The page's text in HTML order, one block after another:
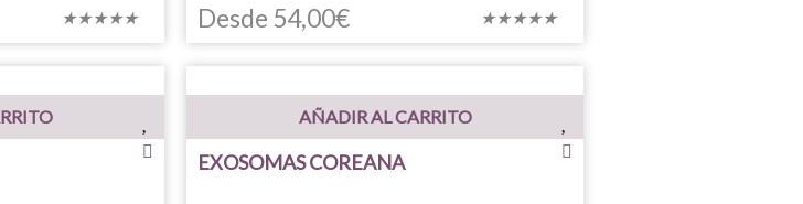
★★★★★Valorado
con
5
de
5
Desde 54,00€ ★★★★★Valorado
con
5
de
5
AÑADIR AL CARRITO
EXOSOMAS COREANA